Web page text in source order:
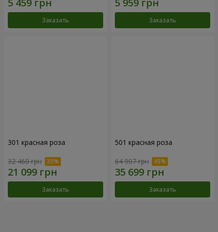
Заказать Заказать
301 красная роза
32 460 грн
Заказать
501 красная роза
64 907 грн
Заказать